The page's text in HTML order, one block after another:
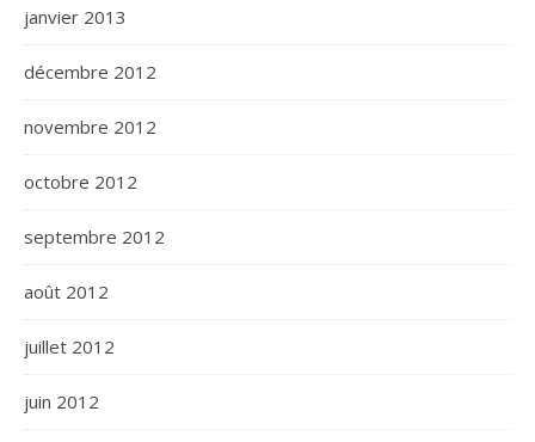
janvier 2013
décembre 2012
novembre 2012
octobre 2012
septembre 2012
août 2012
juillet 2012
juin 2012